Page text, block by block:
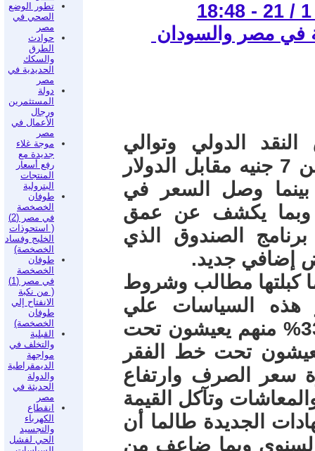
تطور الوضع
الصحي في
مصر
حوادث
الطرق
والسكك
الحديدية في
مصر
دولة
المستثمرين
ورجال
الأعمال في
مصر
موجة غلاء
جديدة مع
رفع أسعار
المنتجات
البترولية
طوفان
الخصخصة
في مصر (2)
( استحوذات
الخليج وفساد
الخصخصة)
طوفان
الخصخصة
في مصر (1)
( من نكبة
الانفتاح إلي
طوفان
الخصخصة)
القبلية
والتخلف في
مواجهة
الديمقراطية
والدولة
الحديثة في
مصر
انقطاع
الكهرباء
والتجسيد
الحي لفشل
في مصر والسودان
الدولي وتوالي
تخفيض قيمة الجنيه أنخفضت قيمته من 7 جنيه مقابل الدولار
2014 إلي 31 جنيه في 2023 بينما وصل السعر في
لأكثر من 62 جنيه وبما يكشف عن عمق
برنامج الصندوق الذي
إضافي جديد.
كبلتها مطالب وشروط
هذه السياسات علي
المواطن محدود الدخل والذي أصبح 33% منهم يعيشون تحت
الوطني واكثر من 60% يعيشون تحت خط الفقر
سعر الصرف وارتفاع
وتآكل القيمة
الجديدة طالما أن
وبما ضاعف من